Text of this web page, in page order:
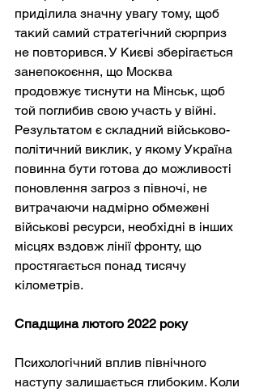
приділила значну увагу тому, щоб
такий самий стратегічний сюрприз
не повторився. У Києві зберігається
занепокоєння, що Москва
продовжує тиснути на Мінськ, щоб
той поглибив свою участь у війні.
Результатом є складний військово-
політичний виклик, у якому Україна
повинна бути готова до можливості
поновлення загроз з півночі, не
витрачаючи надмірно обмежені
військові ресурси, необхідні в інших
місцях вздовж лінії фронту, що
простягається понад тисячу
кілометрів.
Спадщина лютого 2022 року
Психологічний вплив північного
наступу залишається глибоким. Коли